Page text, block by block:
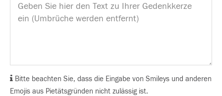
Bitte beachten Sie, dass die Eingabe von Smileys und anderen
Emojis aus Pietätsgründen nicht zulässig ist.